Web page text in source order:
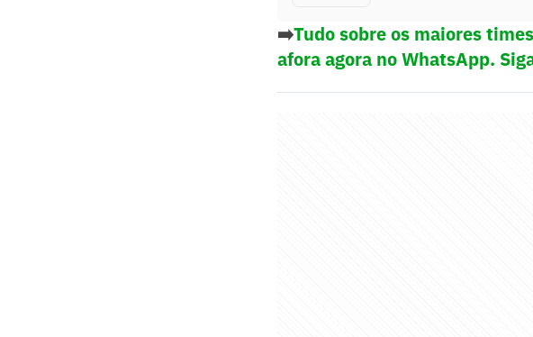
➡️Tudo sobre os maiores
afora agora no WhatsApp.